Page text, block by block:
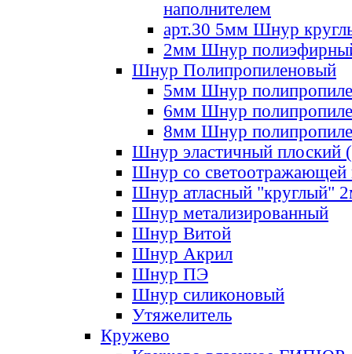
наполнителем
арт.30 5мм Шнур
2мм Шнур
Шнур Полипропиленовый
5мм Шнур
6мм Шнур
8мм Шнур
Шнур эластичный плоский
Шнур со светоотражающей
Шнур атласный "круглый"
Шнур метализированный
Шнур Витой
Шнур Акрил
Шнур ПЭ
Шнур силиконовый
Утяжелитель
Кружево